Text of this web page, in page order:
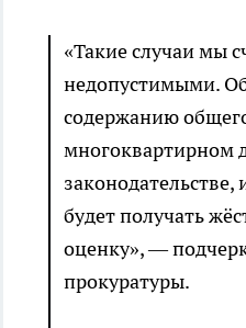
«Такие случаи мы
недопустимыми.
содержанию
многоквартирном
будет получать
оценку», —
прокуратуры.